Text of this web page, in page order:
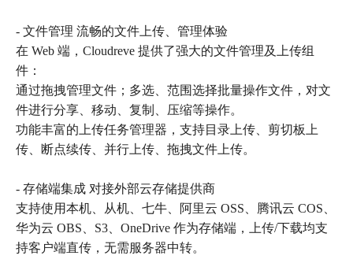
- 文件管理 流畅的文件上传、管理体验
在 Web 端，Cloudreve 提供了强大的文件管理及上传组
件：
通过拖拽管理文件；多选、范围选择批量操作文件，对文
件进行分享、移动、复制、压缩等操作。
功能丰富的上传任务管理器，支持目录上传、剪切板上
传、断点续传、并行上传、拖拽文件上传。
- 存储端集成 对接外部云存储提供商
支持使用本机、从机、七牛、阿里云 OSS、腾讯云 COS、
华为云 OBS、S3、OneDrive 作为存储端，上传/下载均支
持客户端直传，无需服务器中转。